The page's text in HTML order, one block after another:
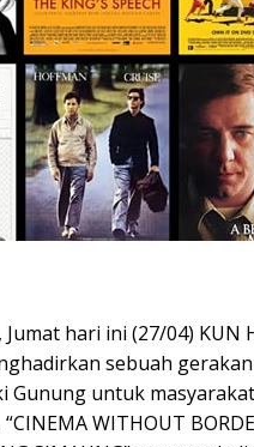
Jumat hari ini (27/04) KUN
sebuah
Gunung untuk
WITHOUT